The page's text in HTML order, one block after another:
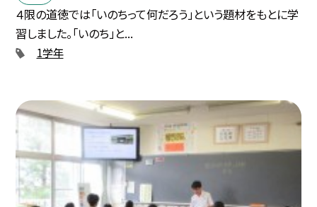
４限の道徳では「いのちって何だろう」という題材をもとに学
習しました。「いのち」と...
1学年